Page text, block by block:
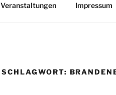
Veranstaltungen Impressum
SCHLAGWORT: